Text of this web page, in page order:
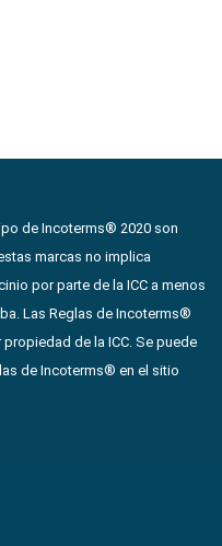
de Incoterms® 2020 son
marcas no implica
por parte de la ICC a menos
Las Reglas de Incoterms®
de la ICC. Se puede
de Incoterms® en el sitio